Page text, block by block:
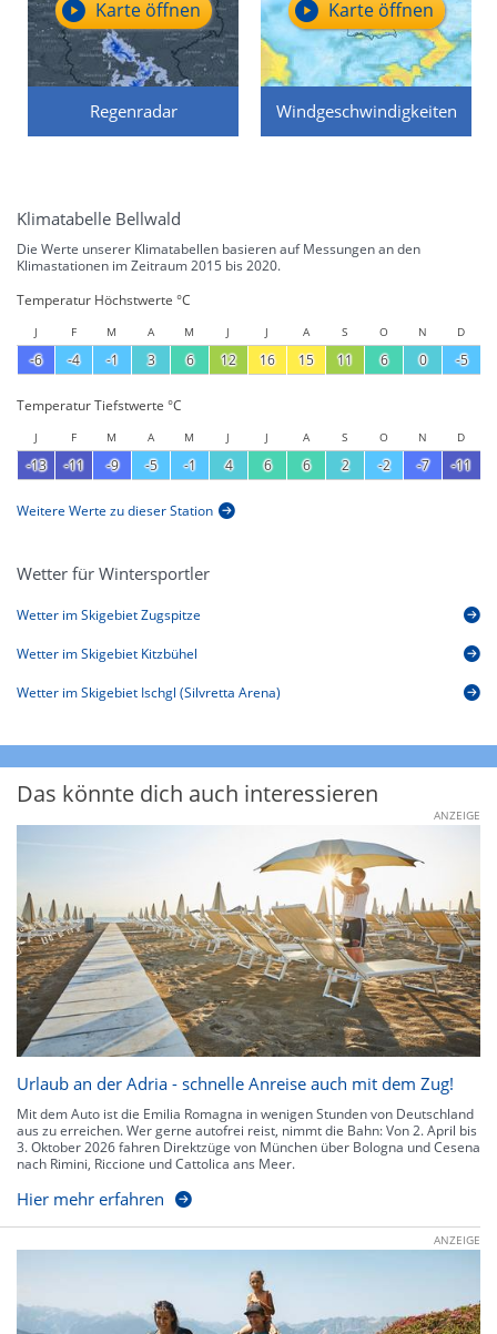
Regenradar
Karte öffnen
Windgeschwindigkeiten
Karte öffnen
Klimatabelle Bellwald
Die Werte unserer Klimatabellen basieren auf Messungen an den
Klimastationen im Zeitraum 2015 bis 2020.
Temperatur Höchstwerte °C
J F M A M J J A S O N D
-6 -4 -1 3 6 12 16 15 11 6 0 -5
Temperatur Tiefstwerte °C
J F M A M J J A S O N D
-13 -11 -9 -5 -1 4 6 6 2 -2 -7 -11
Weitere Werte zu dieser Station
Wetter für Wintersportler
Wetter im Skigebiet Zugspitze
Wetter im Skigebiet Kitzbühel
Wetter im Skigebiet Ischgl (Silvretta Arena)
Das könnte dich auch interessieren
ANZEIGE
Urlaub an der Adria - schnelle Anreise auch mit dem Zug!
Mit dem Auto ist die Emilia Romagna in wenigen Stunden von Deutschland
aus zu erreichen. Wer gerne autofrei reist, nimmt die Bahn: Von 2. April bis
3. Oktober 2026 fahren Direktzüge von München über Bologna und Cesena
nach Rimini, Riccione und Cattolica ans Meer.
Hier mehr erfahren
ANZEIGE